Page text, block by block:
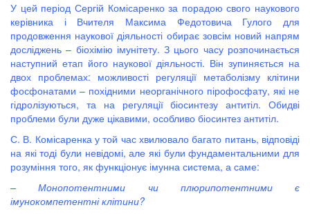
У цей період Сергій Комісаренко за порадою свого наукового
керівника і Вчителя Максима Федотовича Гулого для
продовження наукової діяльності обирає зовсім новий напрям
досліджень – біохімію імунітету. З цього часу розпочинається
наступний етап його наукової діяльності. Він зупиняється на
двох проблемах: можливості регуляції метаболізму клітини
фосфонатами – похідними неорганічного пірофосфату, які не
гідролізуються, та на регуляції біосинтезу антитіл. Обидві
проблеми були дуже цікавими, особливо біосинтез антитіл.
С. В. Комісаренка у той час хвилювало багато питань, відповіді
на які тоді були невідомі, але які були фундаментальними для
розуміння того, як функціонує імунна система, а саме:
– Монопотентними чи плюрипотентними є
імунокомпетентні клітини?